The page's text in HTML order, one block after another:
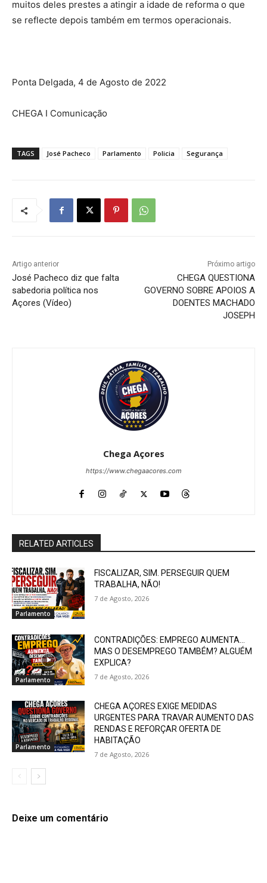
muitos deles prestes a atingir a idade de reforma o que
se reflecte depois também em termos operacionais.
Ponta Delgada, 4 de Agosto de 2022
CHEGA I Comunicação
TAGS José Pacheco Parlamento Policia Segurança
Artigo anterior
José Pacheco diz que falta
sabedoria política nos
Açores (Vídeo)
Próximo artigo
CHEGA QUESTIONA
GOVERNO SOBRE APOIOS A
DOENTES MACHADO
JOSEPH
Chega Açores
https://www.chegaacores.com
RELATED ARTICLES
Parlamento
FISCALIZAR, SIM. PERSEGUIR QUEM
TRABALHA, NÃO!
7 de Agosto, 2026
Parlamento
CONTRADIÇÕES: EMPREGO AUMENTA…
MAS O DESEMPREGO TAMBÉM? ALGUÉM
EXPLICA?
7 de Agosto, 2026
Parlamento
CHEGA AÇORES EXIGE MEDIDAS
URGENTES PARA TRAVAR AUMENTO DAS
RENDAS E REFORÇAR OFERTA DE
HABITAÇÃO
7 de Agosto, 2026
Deixe um comentário